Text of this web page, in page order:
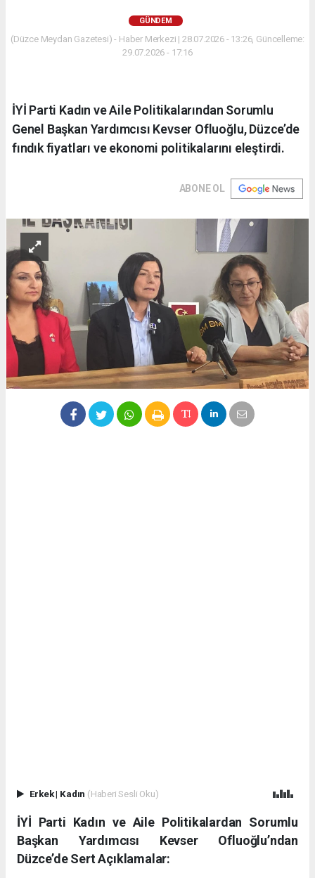
GÜNDEM
(Düzce Meydan Gazetesi) - Haber Merkezi | 28.07.2026 - 13:26, Güncelleme:
29.07.2026 - 17:16
İYİ Parti Kadın ve Aile Politikalarından Sorumlu
Genel Başkan Yardımcısı Kevser Ofluoğlu, Düzce’de
fındık fiyatları ve ekonomi politikalarını eleştirdi.
ABONE OL
Erkek| Kadın (Haberi Sesli Oku)
İYİ Parti Kadın ve Aile Politikalardan Sorumlu
Başkan Yardımcısı Kevser Ofluoğlu’ndan
Düzce’de Sert Açıklamalar: